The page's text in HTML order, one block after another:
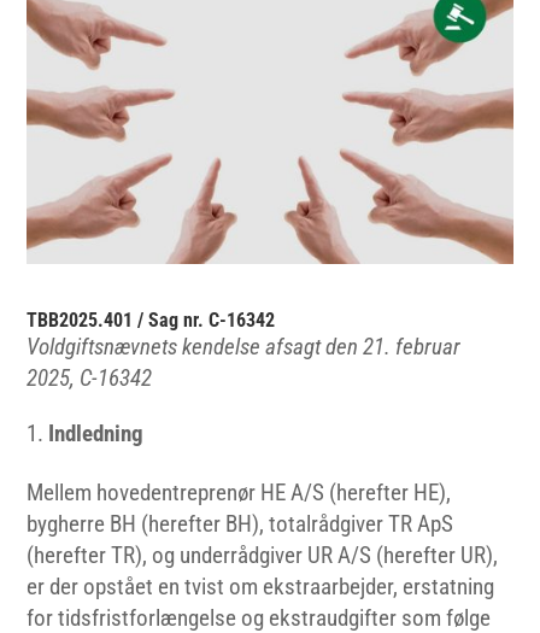
TBB2025.401 / Sag nr. C-16342
Voldgiftsnævnets kendelse afsagt den 21. februar
2025, C-16342
Indledning
Mellem hovedentreprenør HE A/S (herefter HE),
bygherre BH (herefter BH), totalrådgiver TR ApS
(herefter TR), og underrådgiver UR A/S (herefter UR),
er der opstået en tvist om ekstraarbejder, erstatning
for tidsfristforlængelse og ekstraudgifter som følge